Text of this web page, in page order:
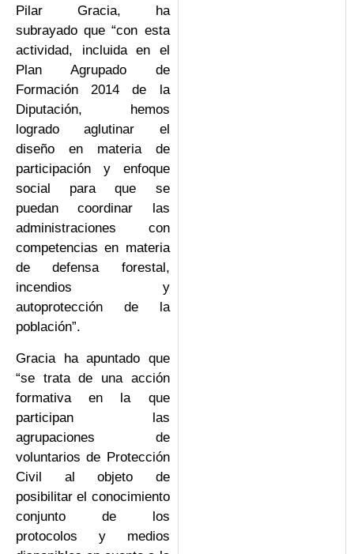
Pilar Gracia, ha
subrayado que “con esta
actividad, incluida en el
Plan Agrupado de
Formación 2014 de la
Diputación, hemos
logrado aglutinar el
diseño en materia de
participación y enfoque
social para que se
puedan coordinar las
administraciones con
competencias en materia
de defensa forestal,
incendios y
autoprotección de la
población”.
Gracia ha apuntado que
“se trata de una acción
formativa en la que
participan las
agrupaciones de
voluntarios de Protección
Civil al objeto de
posibilitar el conocimiento
conjunto de los
protocolos y medios